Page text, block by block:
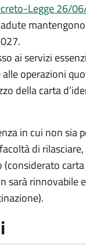
Legge 26/
.
ai servizi
operazioni
della carta
in cui non sia
di
sarà rinnovabile